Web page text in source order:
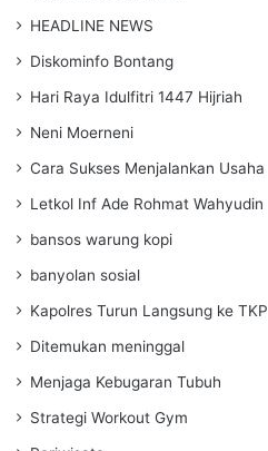
HEADLINE NEWS
Diskominfo Bontang
Hari Raya Idulfitri 1447 Hijriah
Neni Moerneni
Cara Sukses Menjalankan Usaha
Letkol Inf Ade Rohmat Wahyudin
bansos warung kopi
banyolan sosial
Kapolres Turun Langsung ke TKP
Ditemukan meninggal
Menjaga Kebugaran Tubuh
Strategi Workout Gym